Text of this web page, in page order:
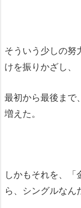
そういう少しの努
けを振りかざし、
最初から最後まで
増えた。
しかもそれを、
ら、シングルなん